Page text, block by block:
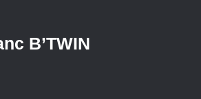
B’TWIN